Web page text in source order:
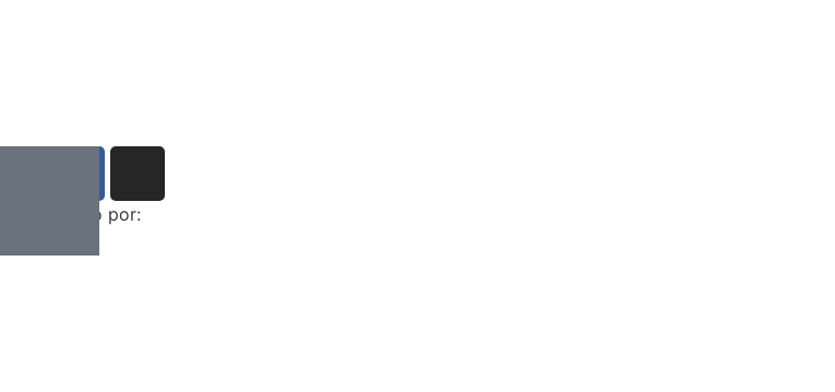
Desenvolvido por: